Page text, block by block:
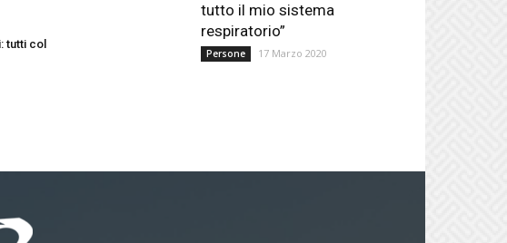
tutti col
tutto il mio sistema
respiratorio”
Persone 17 Marzo 2020